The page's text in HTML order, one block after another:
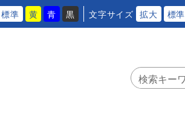
標準 黄 青 黒 文字サイズ 拡大 標準